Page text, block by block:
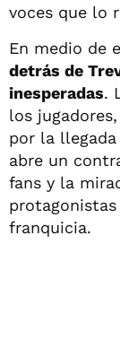
voces que lo
En medio de
detrás de
inesperadas.
los
por la
abre un
fans y la
franquicia.